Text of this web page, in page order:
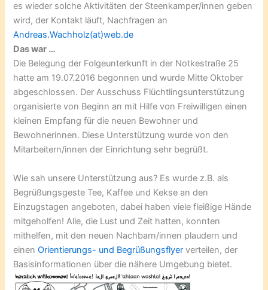
es wieder solche Aktivitäten der Steenkamper/innen geben
wird, der Kontakt läuft, Nachfragen an
Andreas.Wachholz(at)web.de
Das war …
Die Belegung der Folgeunterkunft in der Notkestraße 25
hatte am 19.07.2016 begonnen und wurde Mitte Oktober
abgeschlossen. Der Ausschuss Flüchtlingsunterstützung
organisierte von Beginn an mit Hilfe von Freiwilligen einen
kleinen Empfang für die neuen Bewohner und
Bewohnerinnen. Diese Unterstützung wurde von den
Mitarbeitern/innen der Einrichtung sehr begrüßt.
Wie sah unsere Unterstützung aus? Es wurde z.B. als
Begrüßungsgeste Tee, Kaffee und Kekse an den
Einzugstagen angeboten, dabei haben viele fleißige Hände
mitgeholfen! Alle, die Lust und Zeit hatten, konnten
mithelfen, mit den neuen Nachbarn/innen plaudern und
einenOrientierungs- und Begrüßungsflyer verteilen, der
Basisinformationen über die nähere Umgebung bietet.